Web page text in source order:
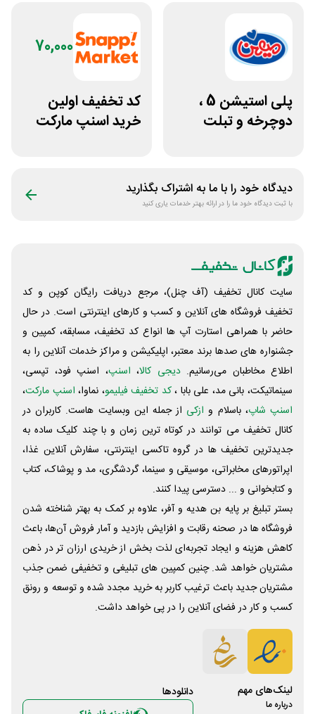
پلی استیشن 5 ،
دوچرخه و تبلت
70,000
کد تخفیف اولین
خرید اسنپ مارکت
دیدگاه خود را با ما به اشتراک بگذارید
با ثبت دیدگاه خود ما را در ارائه بهتر خدمات یاری کنید
سایت کانال تخفیف (آف چنل)، مرجع دریافت رایگان کوپن و کد
تخفیف فروشگاه های آنلاین و کسب و‌ کارهای اینترنتی است. در حال
حاضر با همراهی استارت آپ ها انواع کد تخفیف، مسابقه، کمپین و
جشنواره های صدها برند معتبر، اپلیکیشن و مراکز خدمات آنلاین را به
اطلاع مخاطبان می‌رسانیم. دیجی کالا، اسنپ، اسنپ فود، تپسی،
سینماتیکت، بانی مد، علی‌ بابا ،کد تخفیف فیلیمو، نماوا، اسنپ مارکت،
اسنپ شاپ، باسلام و ازکی از جمله این وبسایت ‌هاست. کاربران در
کانال تخفیف می توانند در کوتاه ترین زمان و با چند کلیک ساده به
جدیدترین تخفیف ها در گروه تاکسی اینترنتی، سفارش آنلاین غذا،
اپراتورهای مخابراتی، موسیقی و سینما، گردشگری، مد و پوشاک، کتاب
و کتابخوانی و ... دسترسی پیدا کنند.
بستر تبلیغ بر پایه بن هدیه و آفر، علاوه بر کمک به بهتر شناخته شدن
فروشگاه ها در صحنه رقابت و افزایش بازدید و آمار فروش آن‌ها، باعث
کاهش هزینه و ایجاد تجربه‌ای لذت بخش از خریدی ارزان تر در ذهن
مشتریان خواهد شد. چنین کمپین های تبلیغی و تخفیفی ضمن جذب
مشتریان جدید باعث ترغیب کاربر به خرید مجدد شده و توسعه و رونق
کسب و کار در فضای آنلاین را در پی خواهد داشت.
لینک‌های مهم
درباره ما
دانلود‌ها